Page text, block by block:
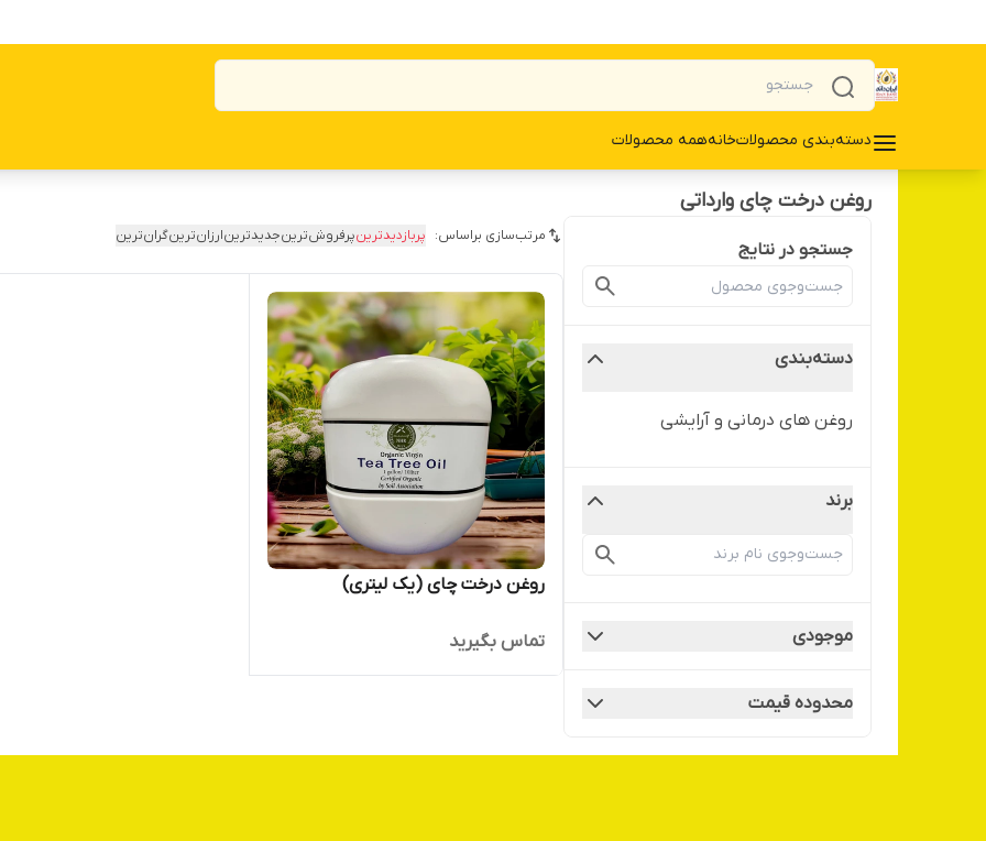
دسته‌بندی محصولاتخانههمه محصولات
روغن درخت چای وارداتی
جستجو در نتایج
دسته‌بندی
روغن های درمانی و آرایشی
برند
موجودی
محدوده قیمت
مرتب‌سازی براساس: پربازدیدترینپرفروش‌ترینجدیدترینارزان‌ترینگران‌ترین
روغن درخت چای (یک لیتری)
تماس بگیرید